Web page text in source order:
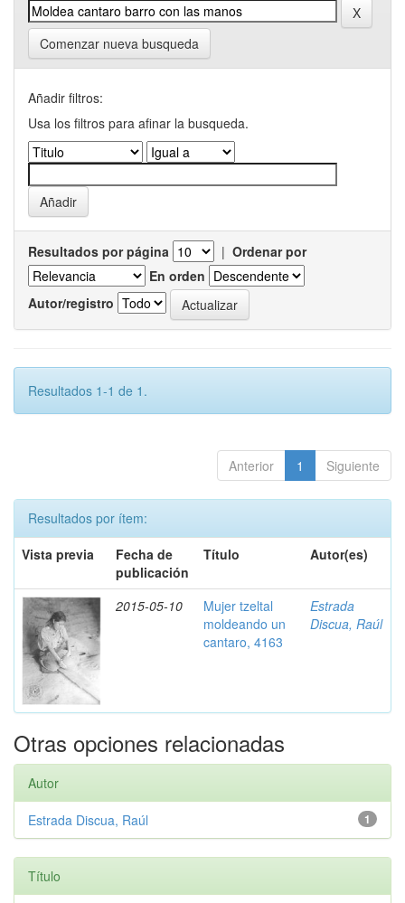
Comenzar nueva busqueda
Añadir filtros:
Usa los filtros para afinar la busqueda.
Resultados por página | Ordenar por
En orden
Autor/registro
Resultados 1-1 de 1.
Anterior 1 Siguiente
Resultados por ítem:
Vista previa
Fecha de
publicación
Título Autor(es)
2015-05-10
Mujer tzeltal
moldeando un
cantaro, 4163
Estrada
Discua, Raúl
Otras opciones relacionadas
Autor
1
Estrada Discua, Raúl
Título